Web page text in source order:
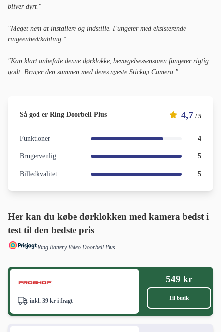
bliver dyrt."
"Meget nem at installere og indstille. Fungerer med eksisterende
ringeenhed/kabling."
"Kan klart anbefale denne dørklokke, bevægelsessensoren fungerer rigtig
godt. Bruger den sammen med deres nyeste Stickup Camera. "
Så god er Ring Doorbell Plus 4,7 / 5
Funktioner 4
Brugervenlig 5
Billedkvalitet 5
Her kan du købe dørklokken med kamera bedst i
test til den bedste pris
Ring Battery Video Doorbell Plus
inkl. 39 kr i fragt
549 kr
Til butik